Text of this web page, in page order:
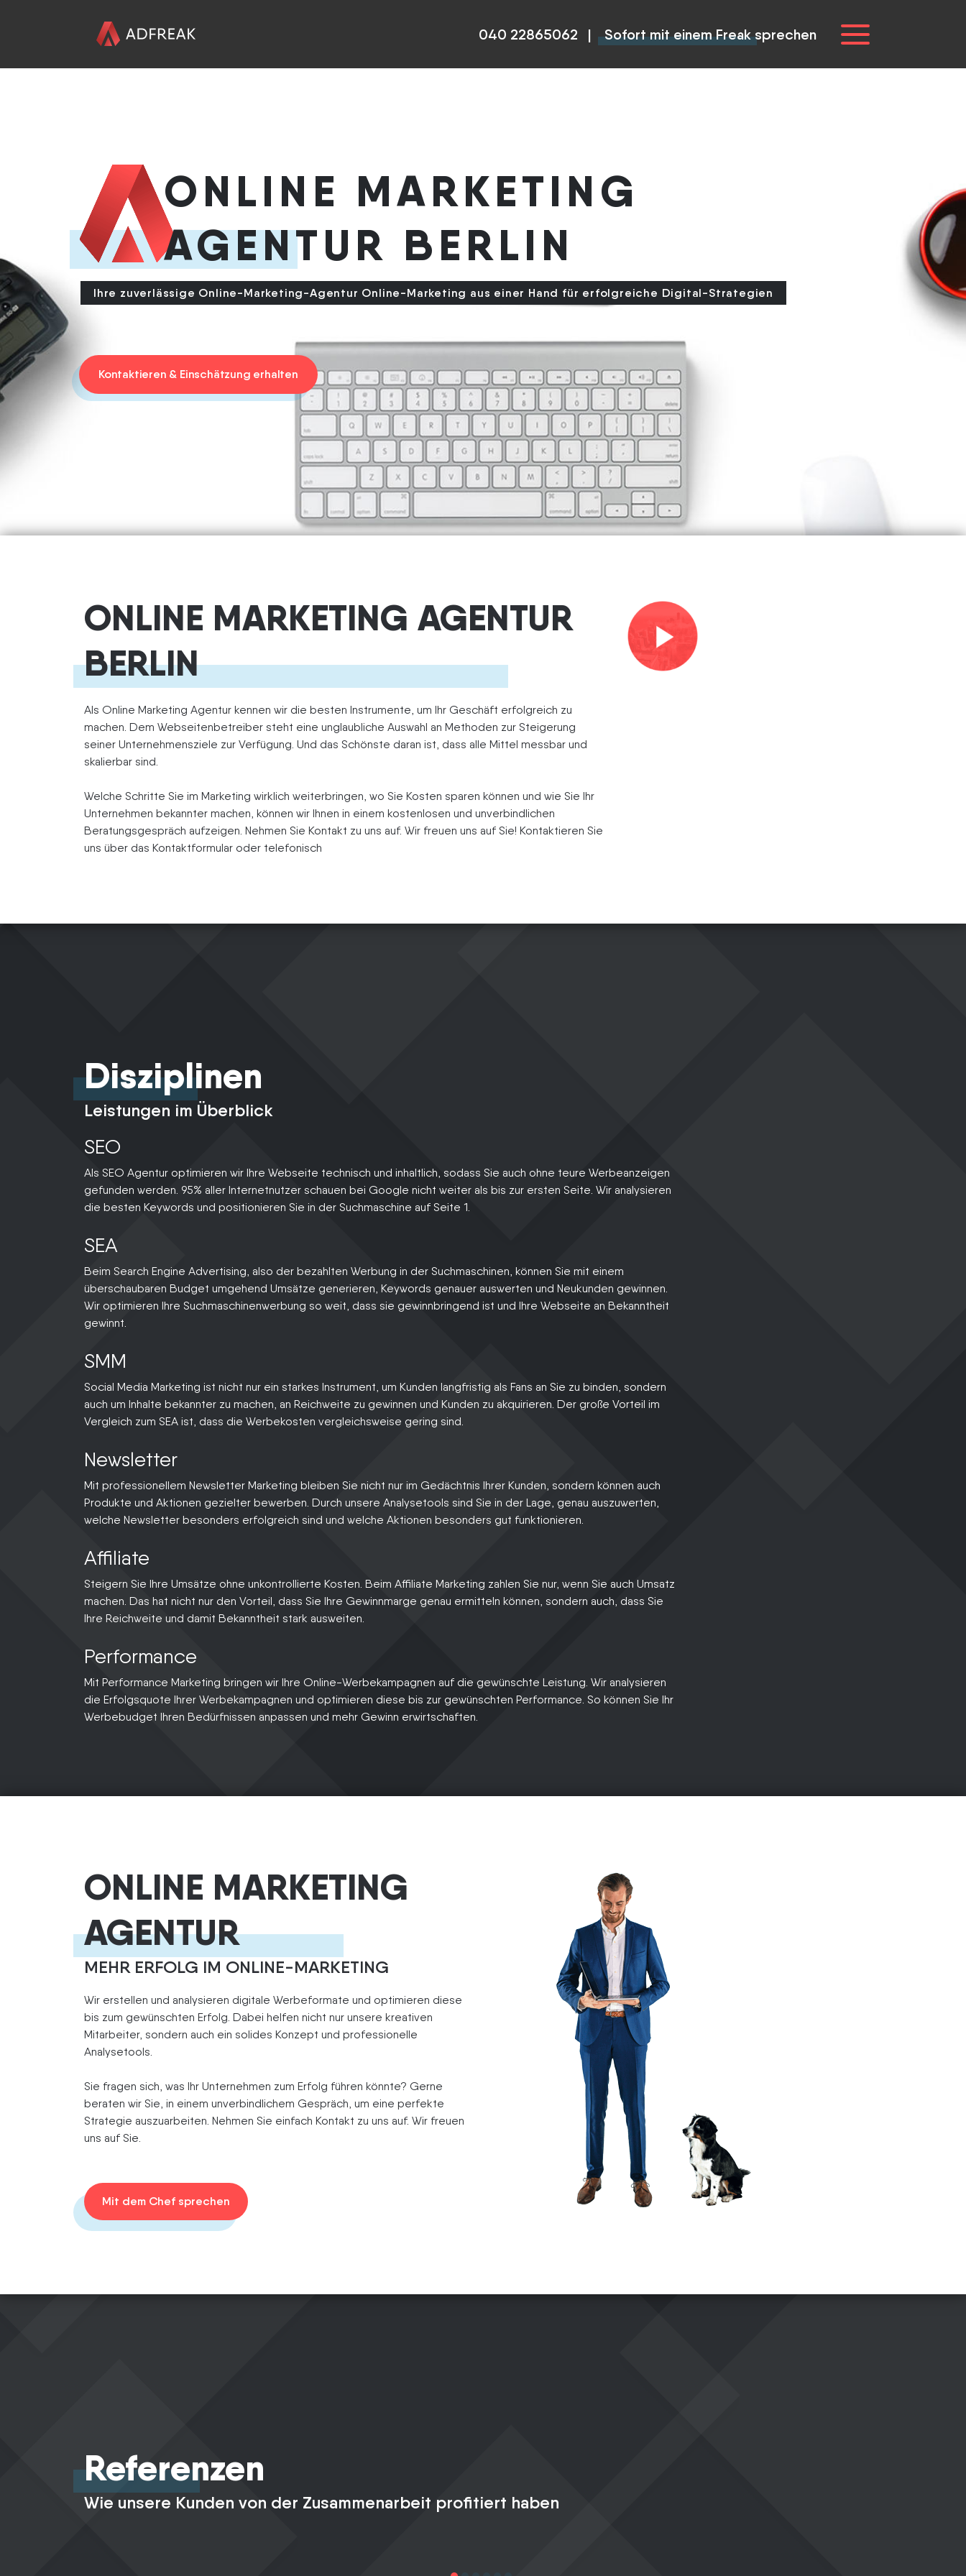
040 22865062 | Sofort mit einem Freak sprechen
REFERENZEN
LEISTUNGEN
KONTAKT
KARRIERE
Unsere
unverbindliche
Beratung liefert
Fall eine konstruktive
Expertenmeinung.
info@adfreak.de
ONLINE MARKETING
AGENTUR BERLIN
Ihre zuverlässige Online-Marketing-Agentur Online-Marketing aus einer Hand für erfolgreiche Digital-Strategien
Kontaktieren & Einschätzung erhalten
ONLINE MARKETING AGENTUR
BERLIN
Als Online Marketing Agentur kennen wir die besten Instrumente, um Ihr Geschäft erfolgreich zu
machen. Dem Webseitenbetreiber steht eine unglaubliche Auswahl an Methoden zur Steigerung
seiner Unternehmensziele zur Verfügung. Und das Schönste daran ist, dass alle Mittel messbar und
skalierbar sind.
Welche Schritte Sie im Marketing wirklich weiterbringen, wo Sie Kosten sparen können und wie Sie Ihr
Unternehmen bekannter machen, können wir Ihnen in einem kostenlosen und unverbindlichen
Beratungsgespräch aufzeigen. Nehmen Sie Kontakt zu uns auf. Wir freuen uns auf Sie! Kontaktieren Sie
uns über das Kontaktformular oder telefonisch
Disziplinen
Leistungen im Überblick
SEO
Als SEO Agentur optimieren wir Ihre Webseite technisch und inhaltlich, sodass Sie auch ohne teure Werbeanzeigen
gefunden werden. 95% aller Internetnutzer schauen bei Google nicht weiter als bis zur ersten Seite. Wir analysieren
die besten Keywords und positionieren Sie in der Suchmaschine auf Seite 1.
SEA
Beim Search Engine Advertising, also der bezahlten Werbung in der Suchmaschinen, können Sie mit einem
überschaubaren Budget umgehend Umsätze generieren, Keywords genauer auswerten und Neukunden gewinnen.
Wir optimieren Ihre Suchmaschinenwerbung so weit, dass sie gewinnbringend ist und Ihre Webseite an Bekanntheit
gewinnt.
SMM
Social Media Marketing ist nicht nur ein starkes Instrument, um Kunden langfristig als Fans an Sie zu binden, sondern
auch um Inhalte bekannter zu machen, an Reichweite zu gewinnen und Kunden zu akquirieren. Der große Vorteil im
Vergleich zum SEA ist, dass die Werbekosten vergleichsweise gering sind.
Newsletter
Mit professionellem Newsletter Marketing bleiben Sie nicht nur im Gedächtnis Ihrer Kunden, sondern können auch
Produkte und Aktionen gezielter bewerben. Durch unsere Analysetools sind Sie in der Lage, genau auszuwerten,
welche Newsletter besonders erfolgreich sind und welche Aktionen besonders gut funktionieren.
Affiliate
Steigern Sie Ihre Umsätze ohne unkontrollierte Kosten. Beim Affiliate Marketing zahlen Sie nur, wenn Sie auch Umsatz
machen. Das hat nicht nur den Vorteil, dass Sie Ihre Gewinnmarge genau ermitteln können, sondern auch, dass Sie
Ihre Reichweite und damit Bekanntheit stark ausweiten.
Performance
Mit Performance Marketing bringen wir Ihre Online-Werbekampagnen auf die gewünschte Leistung. Wir analysieren
die Erfolgsquote Ihrer Werbekampagnen und optimieren diese bis zur gewünschten Performance. So können Sie Ihr
Werbebudget Ihren Bedürfnissen anpassen und mehr Gewinn erwirtschaften.
ONLINE MARKETING
AGENTUR
MEHR ERFOLG IM ONLINE-MARKETING
Wir erstellen und analysieren digitale Werbeformate und optimieren diese
bis zum gewünschten Erfolg. Dabei helfen nicht nur unsere kreativen
Mitarbeiter, sondern auch ein solides Konzept und professionelle
Analysetools.
Sie fragen sich, was Ihr Unternehmen zum Erfolg führen könnte? Gerne
beraten wir Sie, in einem unverbindlichem Gespräch, um eine perfekte
Strategie auszuarbeiten. Nehmen Sie einfach Kontakt zu uns auf. Wir freuen
uns auf Sie.
Mit dem Chef sprechen
Referenzen
Wie unsere Kunden von der Zusammenarbeit profitiert haben